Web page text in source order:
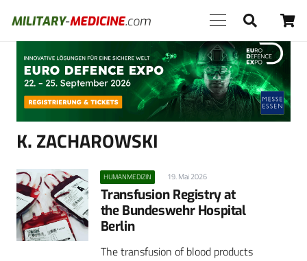
Anzeige
K. ZACHAROWSKI
HUMANMEDIZIN 19. Mai 2026
Transfusion Registry at
the Bundeswehr Hospital
Berlin
The transfusion of blood products